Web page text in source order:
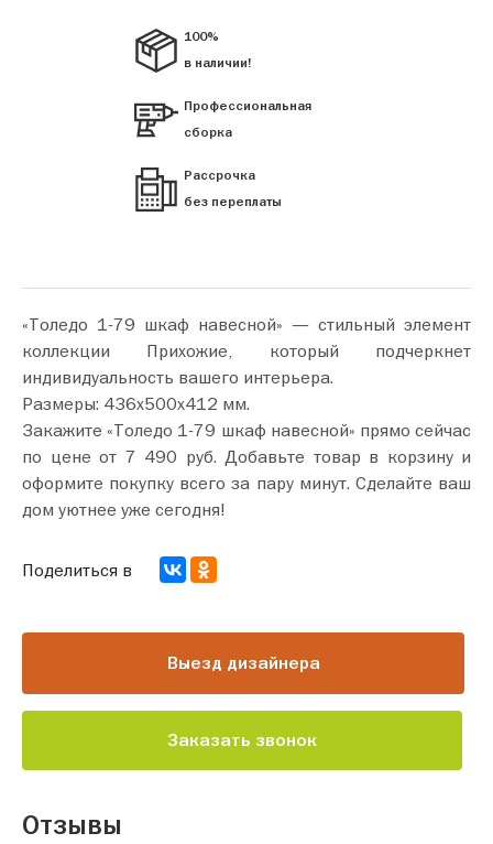
100%
в наличии!
Профессиональная
сборка
Рассрочка
без переплаты
«Толедо 1-79 шкаф навесной» — стильный элемент
коллекции Прихожие, который подчеркнет
индивидуальность вашего интерьера.
Размеры: 436х500х412 мм.
Закажите «Толедо 1-79 шкаф навесной» прямо сейчас
по цене от 7 490 руб. Добавьте товар в корзину и
оформите покупку всего за пару минут. Сделайте ваш
дом уютнее уже сегодня!
Выезд дизайнера
Заказать звонок
Поделиться в
Отзывы